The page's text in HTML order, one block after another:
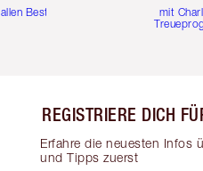
Bestellungen
mit
REGISTRIERE DICH
Erfahre die neuesten Infos
und Tipps zuerst